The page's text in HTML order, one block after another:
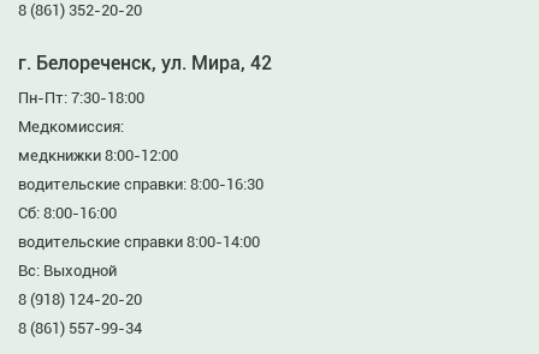
8 (861) 352-20-20
г. Белореченск, ул. Мира, 42
Пн-Пт: 7:30-18:00
Медкомиссия:
медкнижки 8:00-12:00
водительские справки: 8:00-16:30
Сб: 8:00-16:00
водительские справки 8:00-14:00
Вс: Выходной
8 (918) 124-20-20
8 (861) 557-99-34